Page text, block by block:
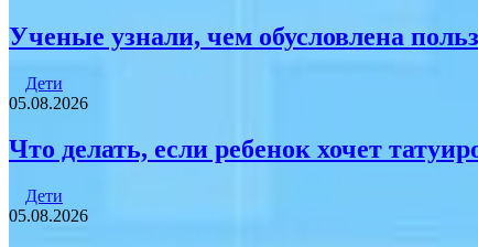
Ученые узнали, чем обусловлена
Дети
05.08.2026
Что делать, если ребенок хочет
Дети
05.08.2026